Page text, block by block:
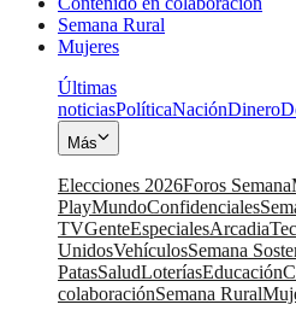
Semana Rural
Mujeres
Últimas
noticiasPolíticaNaciónDinero
Más
Elecciones 2026Foros Semana
PlayMundoConfidenciales
TVGenteEspecialesArcadia
UnidosVehículosSemana
PatasSaludLoteríasEducación
colaboraciónSemana Rural